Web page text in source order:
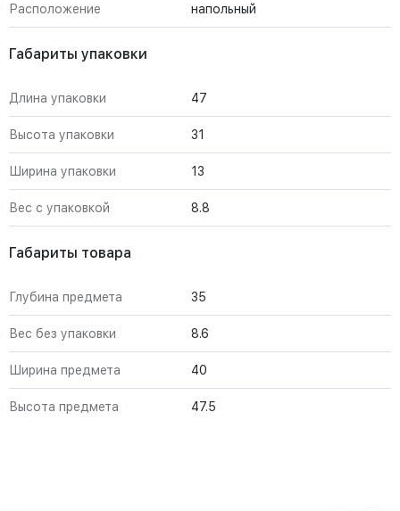
Расположение напольный
Габариты упаковки
Длина упаковки 47
Высота упаковки 31
Ширина упаковки 13
Вес с упаковкой 8.8
Габариты товара
Глубина предмета 35
Вес без упаковки 8.6
Ширина предмета 40
Высота предмета 47.5